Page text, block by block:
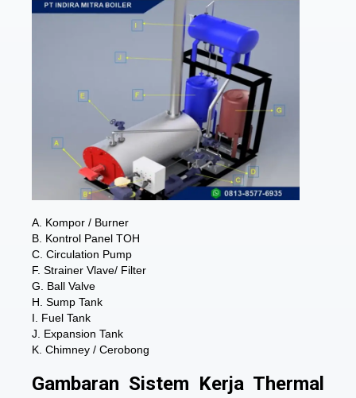
A. Kompor / Burner
B. Kontrol Panel TOH
C. Circulation Pump
F. Strainer Vlave/ Filter
G. Ball Valve
H. Sump Tank
I. Fuel Tank
J. Expansion Tank
K. Chimney / Cerobong
Gambaran Sistem Kerja Thermal